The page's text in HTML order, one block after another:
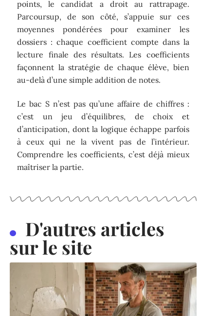
points, le candidat a droit au rattrapage.
Parcoursup, de son côté, s’appuie sur ces
moyennes pondérées pour examiner les
dossiers : chaque coefficient compte dans la
lecture finale des résultats. Les coefficients
façonnent la stratégie de chaque élève, bien
au-delà d’une simple addition de notes.
Le bac S n’est pas qu’une affaire de chiffres :
c’est un jeu d’équilibres, de choix et
d’anticipation, dont la logique échappe parfois
à ceux qui ne la vivent pas de l’intérieur.
Comprendre les coefficients, c’est déjà mieux
maîtriser la partie.
D'autres articles
sur le site